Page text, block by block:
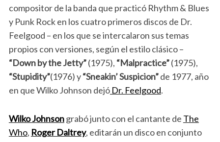
compositor de la banda que practicó Rhythm & Blues
y Punk Rock en los cuatro primeros discos de Dr.
Feelgood – en los que se intercalaron sus temas
propios con versiones, según el estilo clásico –
“Down by the Jetty”(1975), “Malpractice”(1975),
“Stupidity”(1976) y“Sneakin’ Suspicion”de 1977, año
en que Wilko Johnson dejóDr. Feelgood.
Wilko Johnsongrabó junto con el cantante de The
Who, Roger Daltrey, editarán un disco en conjunto